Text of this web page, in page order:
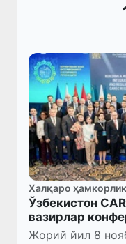
Халқаро ҳамкорлик
Ўзбекистон
вазирлар
Жорий йил 8